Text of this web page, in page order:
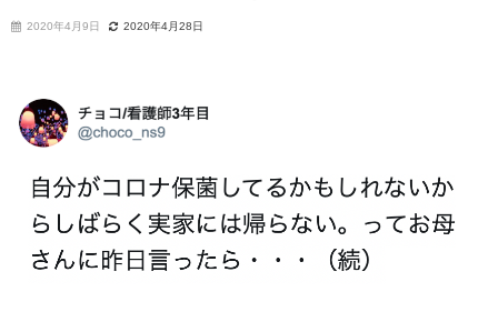
2020年4月9日 2020年4月28日